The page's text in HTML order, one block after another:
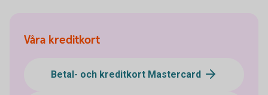
Våra kreditkort
Betal- och kreditkort Mastercard